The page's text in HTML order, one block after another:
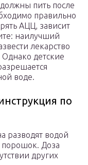
пить после
правильно
АЦЦ, зависит
наилучший
лекарство
детские
воде.
по
разводят водой
порошок. Доза
других